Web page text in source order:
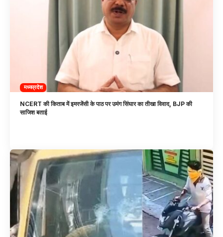
मध्यप्रदेश
NCERT की किताब में इमरजेंसी के पाठ पर उमंग सिंघार का तीखा विवाद, BJP की
साजिश बताई